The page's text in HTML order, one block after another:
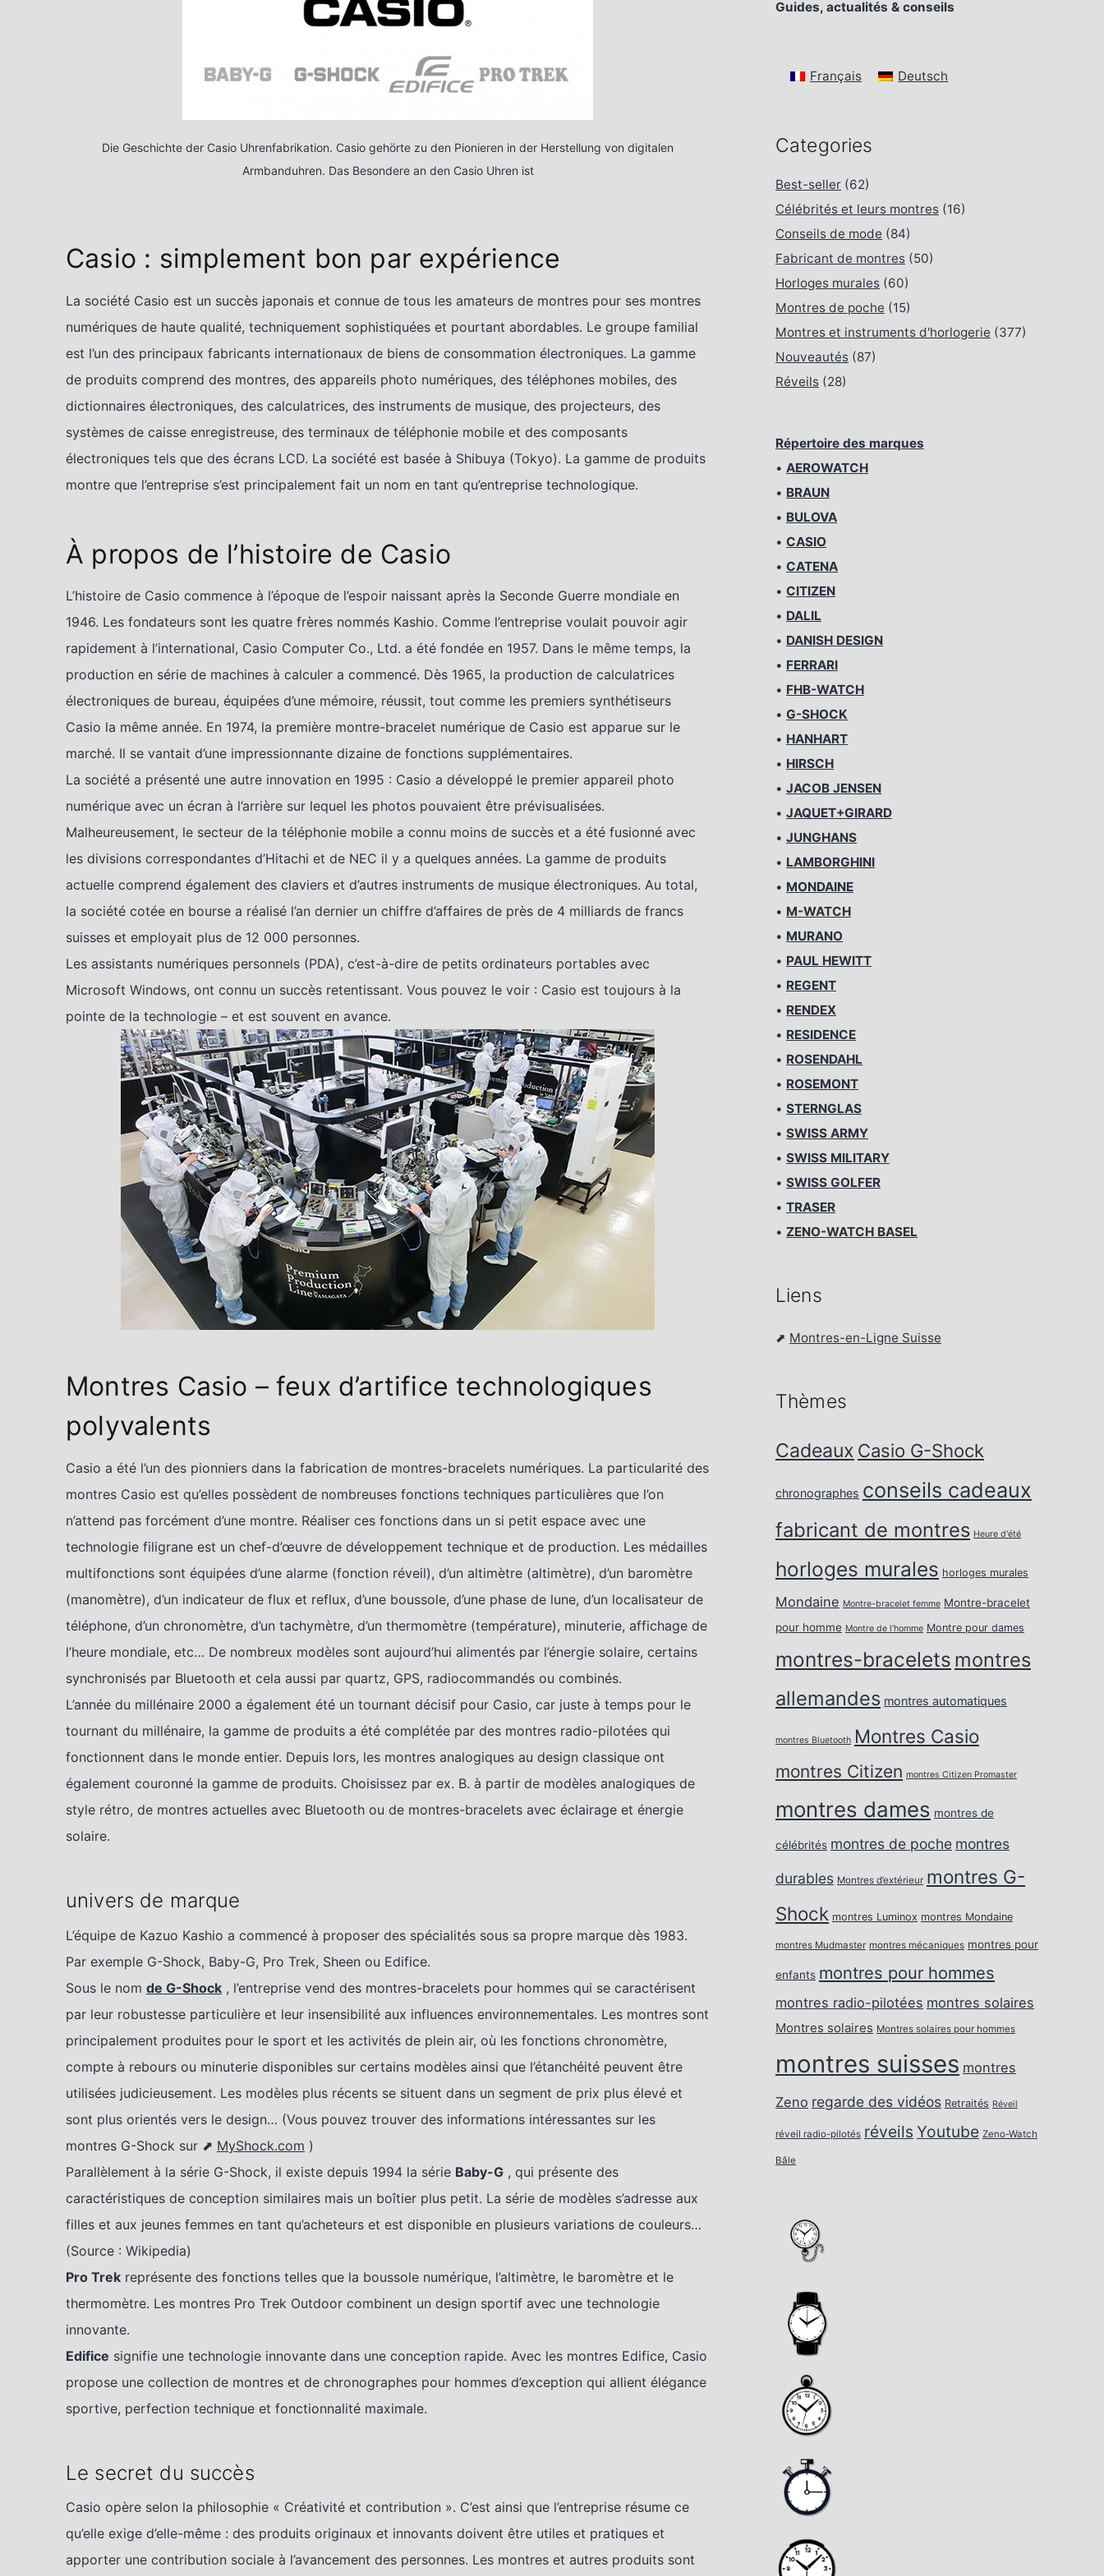
Die Geschichte der Casio Uhrenfabrikation. Casio gehörte zu den Pionieren in der Herstellung von digitalen
Armbanduhren. Das Besondere an den Casio Uhren ist
Casio : simplement bon par expérience
La société Casio est un succès japonais et connue de tous les amateurs de montres pour ses montres
numériques de haute qualité, techniquement sophistiquées et pourtant abordables. Le groupe familial
est l’un des principaux fabricants internationaux de biens de consommation électroniques. La gamme
de produits comprend des montres, des appareils photo numériques, des téléphones mobiles, des
dictionnaires électroniques, des calculatrices, des instruments de musique, des projecteurs, des
systèmes de caisse enregistreuse, des terminaux de téléphonie mobile et des composants
électroniques tels que des écrans LCD. La société est basée à Shibuya (Tokyo). La gamme de produits
montre que l’entreprise s’est principalement fait un nom en tant qu’entreprise technologique.
À propos de l’histoire de Casio
L’histoire de Casio commence à l’époque de l’espoir naissant après la Seconde Guerre mondiale en
1946. Les fondateurs sont les quatre frères nommés Kashio. Comme l’entreprise voulait pouvoir agir
rapidement à l’international, Casio Computer Co., Ltd. a été fondée en 1957. Dans le même temps, la
production en série de machines à calculer a commencé. Dès 1965, la production de calculatrices
électroniques de bureau, équipées d’une mémoire, réussit, tout comme les premiers synthétiseurs
Casio la même année. En 1974, la première montre-bracelet numérique de Casio est apparue sur le
marché. Il se vantait d’une impressionnante dizaine de fonctions supplémentaires.
La société a présenté une autre innovation en 1995 : Casio a développé le premier appareil photo
numérique avec un écran à l’arrière sur lequel les photos pouvaient être prévisualisées.
Malheureusement, le secteur de la téléphonie mobile a connu moins de succès et a été fusionné avec
les divisions correspondantes d’Hitachi et de NEC il y a quelques années. La gamme de produits
actuelle comprend également des claviers et d’autres instruments de musique électroniques. Au total,
la société cotée en bourse a réalisé l’an dernier un chiffre d’affaires de près de 4 milliards de francs
suisses et employait plus de 12 000 personnes.
Les assistants numériques personnels (PDA), c’est-à-dire de petits ordinateurs portables avec
Microsoft Windows, ont connu un succès retentissant. Vous pouvez le voir : Casio est toujours à la
pointe de la technologie – et est souvent en avance.
Montres Casio – feux d’artifice technologiques
polyvalents
Casio a été l’un des pionniers dans la fabrication de montres-bracelets numériques. La particularité des
montres Casio est qu’elles possèdent de nombreuses fonctions techniques particulières que l’on
n’attend pas forcément d’une montre. Réaliser ces fonctions dans un si petit espace avec une
technologie filigrane est un chef-d’œuvre de développement technique et de production. Les médailles
multifonctions sont équipées d’une alarme (fonction réveil), d’un altimètre (altimètre), d’un baromètre
(manomètre), d’un indicateur de flux et reflux, d’une boussole, d’une phase de lune, d’un localisateur de
téléphone, d’un chronomètre, d’un tachymètre, d’un thermomètre (température), minuterie, affichage de
l’heure mondiale, etc… De nombreux modèles sont aujourd’hui alimentés par l’énergie solaire, certains
synchronisés par Bluetooth et cela aussi par quartz, GPS, radiocommandés ou combinés.
L’année du millénaire 2000 a également été un tournant décisif pour Casio, car juste à temps pour le
tournant du millénaire, la gamme de produits a été complétée par des montres radio-pilotées qui
fonctionnent dans le monde entier. Depuis lors, les montres analogiques au design classique ont
également couronné la gamme de produits. Choisissez par ex. B. à partir de modèles analogiques de
style rétro, de montres actuelles avec Bluetooth ou de montres-bracelets avec éclairage et énergie
solaire.
univers de marque
L’équipe de Kazuo Kashio a commencé à proposer des spécialités sous sa propre marque dès 1983.
Par exemple G-Shock, Baby-G, Pro Trek, Sheen ou Edifice.
Sous le nom de G-Shock , l’entreprise vend des montres-bracelets pour hommes qui se caractérisent
par leur robustesse particulière et leur insensibilité aux influences environnementales. Les montres sont
principalement produites pour le sport et les activités de plein air, où les fonctions chronomètre,
compte à rebours ou minuterie disponibles sur certains modèles ainsi que l’étanchéité peuvent être
utilisées judicieusement. Les modèles plus récents se situent dans un segment de prix plus élevé et
sont plus orientés vers le design… (Vous pouvez trouver des informations intéressantes sur les
montres G-Shock sur ⬈ MyShock.com )
Parallèlement à la série G-Shock, il existe depuis 1994 la série Baby-G , qui présente des
caractéristiques de conception similaires mais un boîtier plus petit. La série de modèles s’adresse aux
filles et aux jeunes femmes en tant qu’acheteurs et est disponible en plusieurs variations de couleurs…
(Source : Wikipedia)
Pro Trek représente des fonctions telles que la boussole numérique, l’altimètre, le baromètre et le
thermomètre. Les montres Pro Trek Outdoor combinent un design sportif avec une technologie
innovante.
Edifice signifie une technologie innovante dans une conception rapide. Avec les montres Edifice, Casio
propose une collection de montres et de chronographes pour hommes d’exception qui allient élégance
sportive, perfection technique et fonctionnalité maximale.
Le secret du succès
Casio opère selon la philosophie « Créativité et contribution ». C’est ainsi que l’entreprise résume ce
qu’elle exige d’elle-même : des produits originaux et innovants doivent être utiles et pratiques et
apporter une contribution sociale à l’avancement des personnes. Les montres et autres produits sont
Guides, actualités & conseils
Français Deutsch
Categories
Best-seller (62)
Célébrités et leurs montres (16)
Conseils de mode (84)
Fabricant de montres (50)
Horloges murales (60)
Montres de poche (15)
Montres et instruments d'horlogerie (377)
Nouveautés (87)
Réveils (28)
Répertoire des marques
• AEROWATCH
• BRAUN
• BULOVA
• CASIO
• CATENA
• CITIZEN
• DALIL
• DANISH DESIGN
• FERRARI
• FHB-WATCH
• G-SHOCK
• HANHART
• HIRSCH
• JACOB JENSEN
• JAQUET+GIRARD
• JUNGHANS
• LAMBORGHINI
• MONDAINE
• M-WATCH
• MURANO
• PAUL HEWITT
• REGENT
• RENDEX
• RESIDENCE
• ROSENDAHL
• ROSEMONT
• STERNGLAS
• SWISS ARMY
• SWISS MILITARY
• SWISS GOLFER
• TRASER
• ZENO-WATCH BASEL
Liens
⬈ Montres-en-Ligne Suisse
Thèmes
Cadeaux Casio G-Shock
chronographes conseils cadeaux
fabricant de montres Heure d'été
horloges murales horloges murales
Mondaine Montre-bracelet femme Montre-bracelet
pour homme Montre de l’homme Montre pour dames
montres-bracelets montres
allemandes montres automatiques
montres Bluetooth Montres Casio
montres Citizen montres Citizen Promaster
montres dames montres de
célébrités montres de poche montres
durables Montres d’extérieur montres G-
Shock montres Luminox montres Mondaine
montres Mudmaster montres mécaniques montres pour
enfants montres pour hommes
montres radio-pilotées montres solaires
Montres solaires Montres solaires pour hommes
montres suisses montres
Zeno regarde des vidéos Retraités Réveil
réveil radio-pilotés réveils Youtube Zeno-Watch
Bâle